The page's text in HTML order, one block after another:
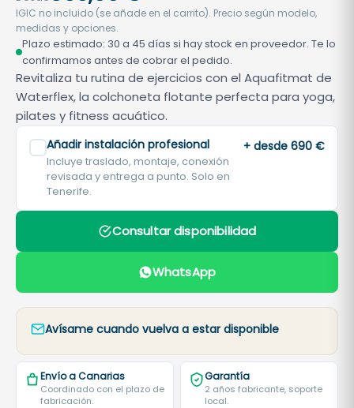
IGIC no incluido (se añade en el carrito). Precio según modelo,
medidas y opciones.
Plazo estimado: 30 a 45 días si hay stock en proveedor. Te lo
confirmamos antes de cobrar el pedido.
Revitaliza tu rutina de ejercicios con el Aquafitmat de
Waterflex, la colchoneta flotante perfecta para yoga,
pilates y fitness acuático.
Añadir instalación profesional
Incluye traslado, montaje, conexión
revisada y entrega a punto. Solo en
Tenerife.
+ desde 690 €
Consultar disponibilidad
WhatsApp
Avísame cuando vuelva a estar disponible
Envío a Canarias
Coordinado con el plazo de
fabricación.
Garantía
2 años fabricante, soporte
local.